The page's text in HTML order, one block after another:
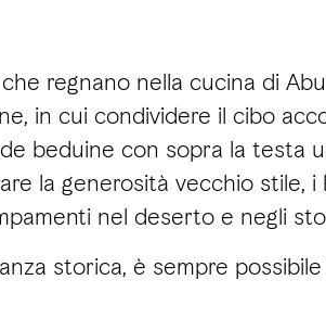
regnano nella cucina di
in cui condividere il cibo
beduine con sopra la testa
la generosità vecchio stile,
nel deserto e negli
storica, è sempre